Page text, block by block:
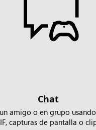
Chat
amigo o en grupo
capturas de pantalla o